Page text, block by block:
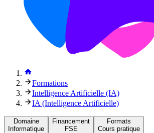
Formations
Intelligence Artificielle (IA)
IA (Intelligence Artificielle)
Domaine
Informatique
Financement
FSE
Formats
Cours pratique